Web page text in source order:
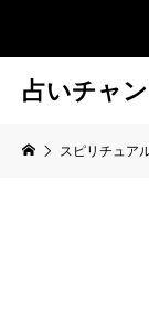
占いチャ
スピリチュア